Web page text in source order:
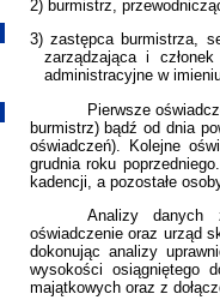
2) burmistrz,
3) zastępca burmistrza,
zarządzająca i
administracyjne w
Pierwsze
burmistrz) bądź od dnia
oświadczeń). Kolejne
grudnia roku
kadencji, a pozostałe
Analizy danych
oświadczenie oraz urząd
dokonując analizy
wysokości osiągniętego
majątkowych oraz z